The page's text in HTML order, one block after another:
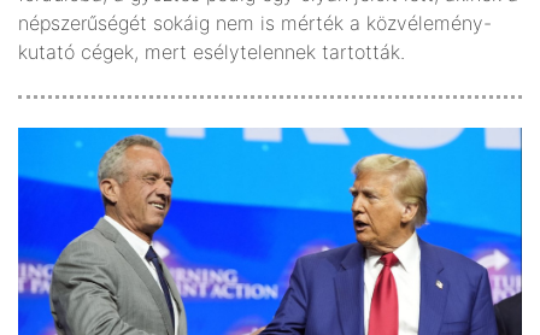
népszerűségét sokáig nem is mérték a közvélemény-
kutató cégek, mert esélytelennek tartották.